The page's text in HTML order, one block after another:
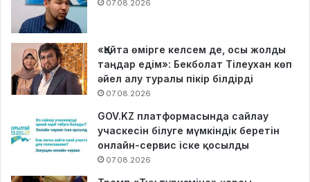
07.08.2026
«Қайта өмірге келсем де, осы жолды
таңдар едім»: Бекболат Тілеухан көп
әйел алу туралы пікір білдірді
07.08.2026
GOV.KZ платформасында сайлау
учаскесін білуге мүмкіндік беретін
онлайн-сервис іске қосылды
07.08.2026